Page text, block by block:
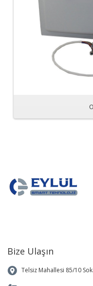
Bize Ulaşın
Telsiz Mahallesi 85/10